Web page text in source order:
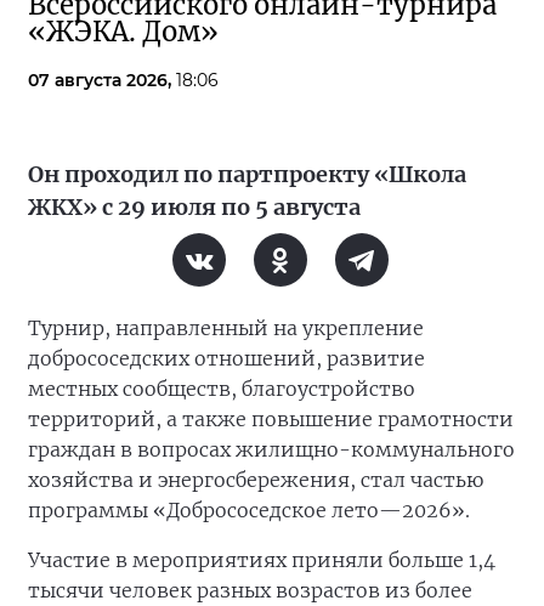
«ЖЭКА. Дом»
07 августа 2026, 18:06
Он проходил по партпроекту «Школа
ЖКХ» с 29 июля по 5 августа
Турнир, направленный на укрепление
добрососедских отношений, развитие
местных сообществ, благоустройство
территорий, а также повышение грамотности
граждан в вопросах жилищно-коммунального
хозяйства и энергосбережения, стал частью
программы «Добрососедское лето—2026».
Участие в мероприятиях приняли больше 1,4
тысячи человек разных возрастов из более